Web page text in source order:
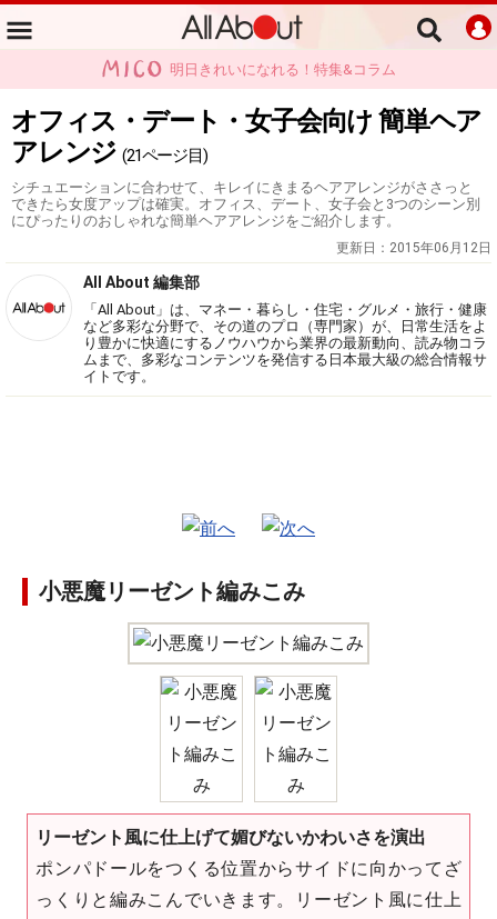
明日きれいになれる！特集&コラム
オフィス・デート・女子会向け 簡単ヘア
アレンジ (21ページ目)
シチュエーションに合わせて、キレイにきまるヘアアレンジがささっと
できたら女度アップは確実。オフィス、デート、女子会と3つのシーン別
にぴったりのおしゃれな簡単ヘアアレンジをご紹介します。
更新日： 2015年06月12日
All About 編集部
「All About」は、マネー・暮らし・住宅・グルメ・旅行・健康
など多彩な分野で、その道のプロ（専門家）が、日常生活をよ
り豊かに快適にするノウハウから業界の最新動向、読み物コラ
ムまで、多彩なコンテンツを発信する日本最大級の総合情報サ
イトです。
小悪魔リーゼント編みこみ
リーゼント風に仕上げて媚びないかわいさを演出
ポンパドールをつくる位置からサイドに向かってざ
っくりと編みこんでいきます。リーゼント風に仕上